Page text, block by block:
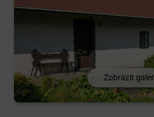
Zobrazit